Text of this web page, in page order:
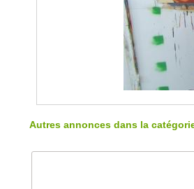
Autres annonces dans la